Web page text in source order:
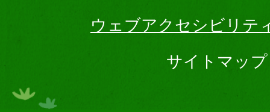
ウェブアクセシビリテ
サイトマップ